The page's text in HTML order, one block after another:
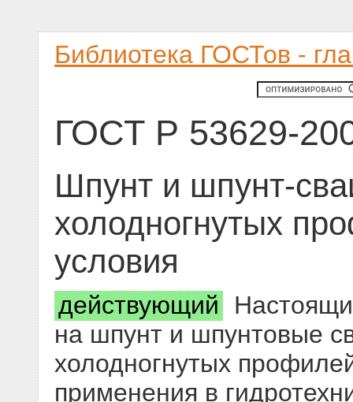
Библиотека ГОСТов -
ГОСТ Р 53629-
Шпунт и шпунт-
холодногнутых
условия
действующий
на шпунт и шпунтовые
холодногнутых
применения в